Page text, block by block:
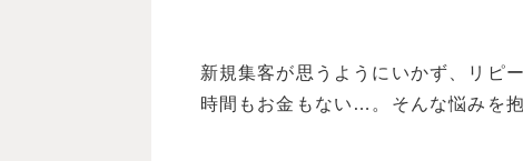
新規集客が思うようにいかず、リピ
時間もお金もない…。そんな悩みを